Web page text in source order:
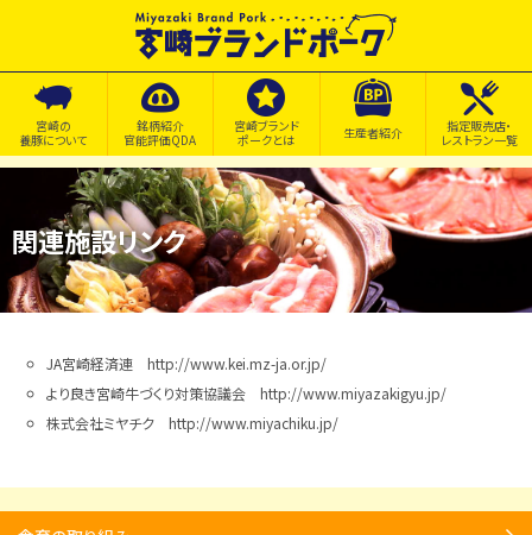
宮崎の
養豚について
銘柄紹介
官能評価QDA
宮崎ブランド
ポークとは
生産者紹介
指定販売店・
レストラン一覧
関連施設リンク
JA宮崎経済連 http://www.kei.mz-ja.or.jp/
より良き宮崎牛づくり対策協議会 http://www.miyazakigyu.jp/
株式会社ミヤチク http://www.miyachiku.jp/